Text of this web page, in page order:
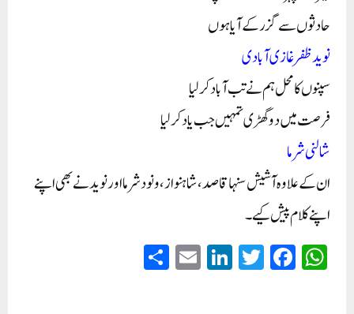
حادثوں سے گزر کے آیا ہوں
نوید ظفر غازی آبادی
سپنوں کا محل ہم نے تب آباد کرلیا
فرصت میں دو گھڑی تمہیں جب یاد کرلیا
شالنی شرما
ان کے علاوہ آشیش سنہا قاصد، شاہنواز، ونود شرما اور نوید نے بھی اپنے
اپنے کلام پیش کیے۔
W
ha
Fa
ce
T
wi
Li
nk
E
m